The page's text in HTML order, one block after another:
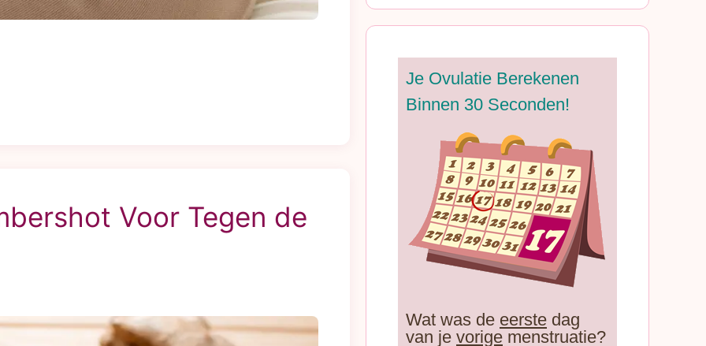
Voor Tegen de
Je Ovulatie Berekenen
Binnen 30 Seconden!
Wat was de eerste dag
van je vorige menstruatie?